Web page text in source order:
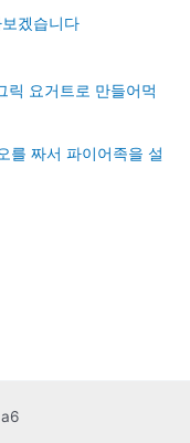
겠습니다
릭 요거트로 만들어먹
를 짜서 파이어족을 설